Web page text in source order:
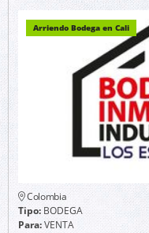
Arriendo Bodega en Cali
Colombia
Tipo:BODEGA
Para:VENTA